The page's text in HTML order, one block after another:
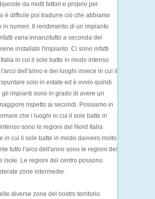
da molti fattori e proprio per
è difficile poi tradurre ciò che abbiamo
in numeri. Il rendimento di un impianto
varia innanzitutto a seconda del
installato l'impianto. Ci sono infatti
in cui il sole batte in modo intenso
dell'anno e dei luoghi invece in cui il
solo in estate ed è ovvio quindi
gli impianti sono in grado di avere un
rispetto ai secondi. Possiamo in
che i luoghi in cui il sole batte in
sono le regioni del Nord Italia
in cui il sole batte in modo davvero molto
tutto l'arco dell'anno sono le regioni del
isole. Le regioni del centro possono
zone intermedie.
diverse zone del nostro territorio